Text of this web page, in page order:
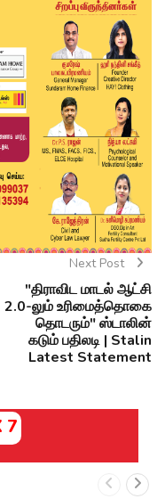
Next Post
"திராவிட மாடல் ஆட்சி
2.0-லும் உரிமைத்தொகை
தொடரும்" ஸ்டாலின்
கடும் பதிலடி | Stalin
Latest Statement
7